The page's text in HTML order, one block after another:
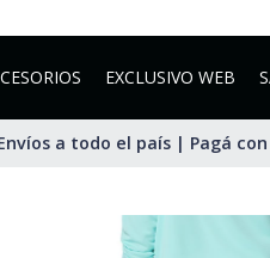
EXCLUSIVO WEB
a todo el país | Pagá